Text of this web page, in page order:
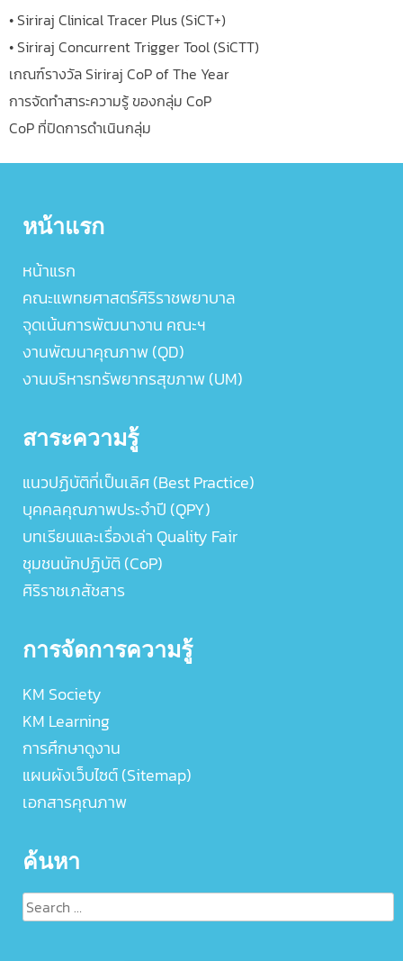
• Siriraj Clinical Tracer Plus (SiCT+)
• Siriraj Concurrent Trigger Tool (SiCTT)
เกณฑ์รางวัล Siriraj CoP of The Year
การจัดทำสาระความรู้ ของกลุ่ม CoP
CoP ที่ปิดการดำเนินกลุ่ม
หน้าแรก
หน้าแรก
คณะแพทยศาสตร์ศิริราชพยาบาล
จุดเน้นการพัฒนางาน คณะฯ
งานพัฒนาคุณภาพ (QD)
งานบริหารทรัพยากรสุขภาพ (UM)
สาระความรู้
แนวปฏิบัติที่เป็นเลิศ (Best Practice)
บุคคลคุณภาพประจำปี (QPY)
บทเรียนและเรื่องเล่า Quality Fair
ชุมชนนักปฏิบัติ (CoP)
ศิริราชเภสัชสาร
การจัดการความรู้
KM Society
KM Learning
การศึกษาดูงาน
แผนผังเว็บไซต์ (Sitemap)
เอกสารคุณภาพ
ค้นหา
Search
for: